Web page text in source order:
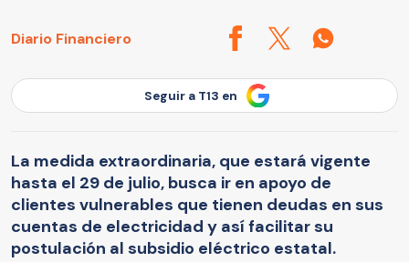
Diario Financiero
Seguir a T13 en
La medida extraordinaria, que estará vigente
hasta el 29 de julio, busca ir en apoyo de
clientes vulnerables que tienen deudas en sus
cuentas de electricidad y así facilitar su
postulación al subsidio eléctrico estatal.